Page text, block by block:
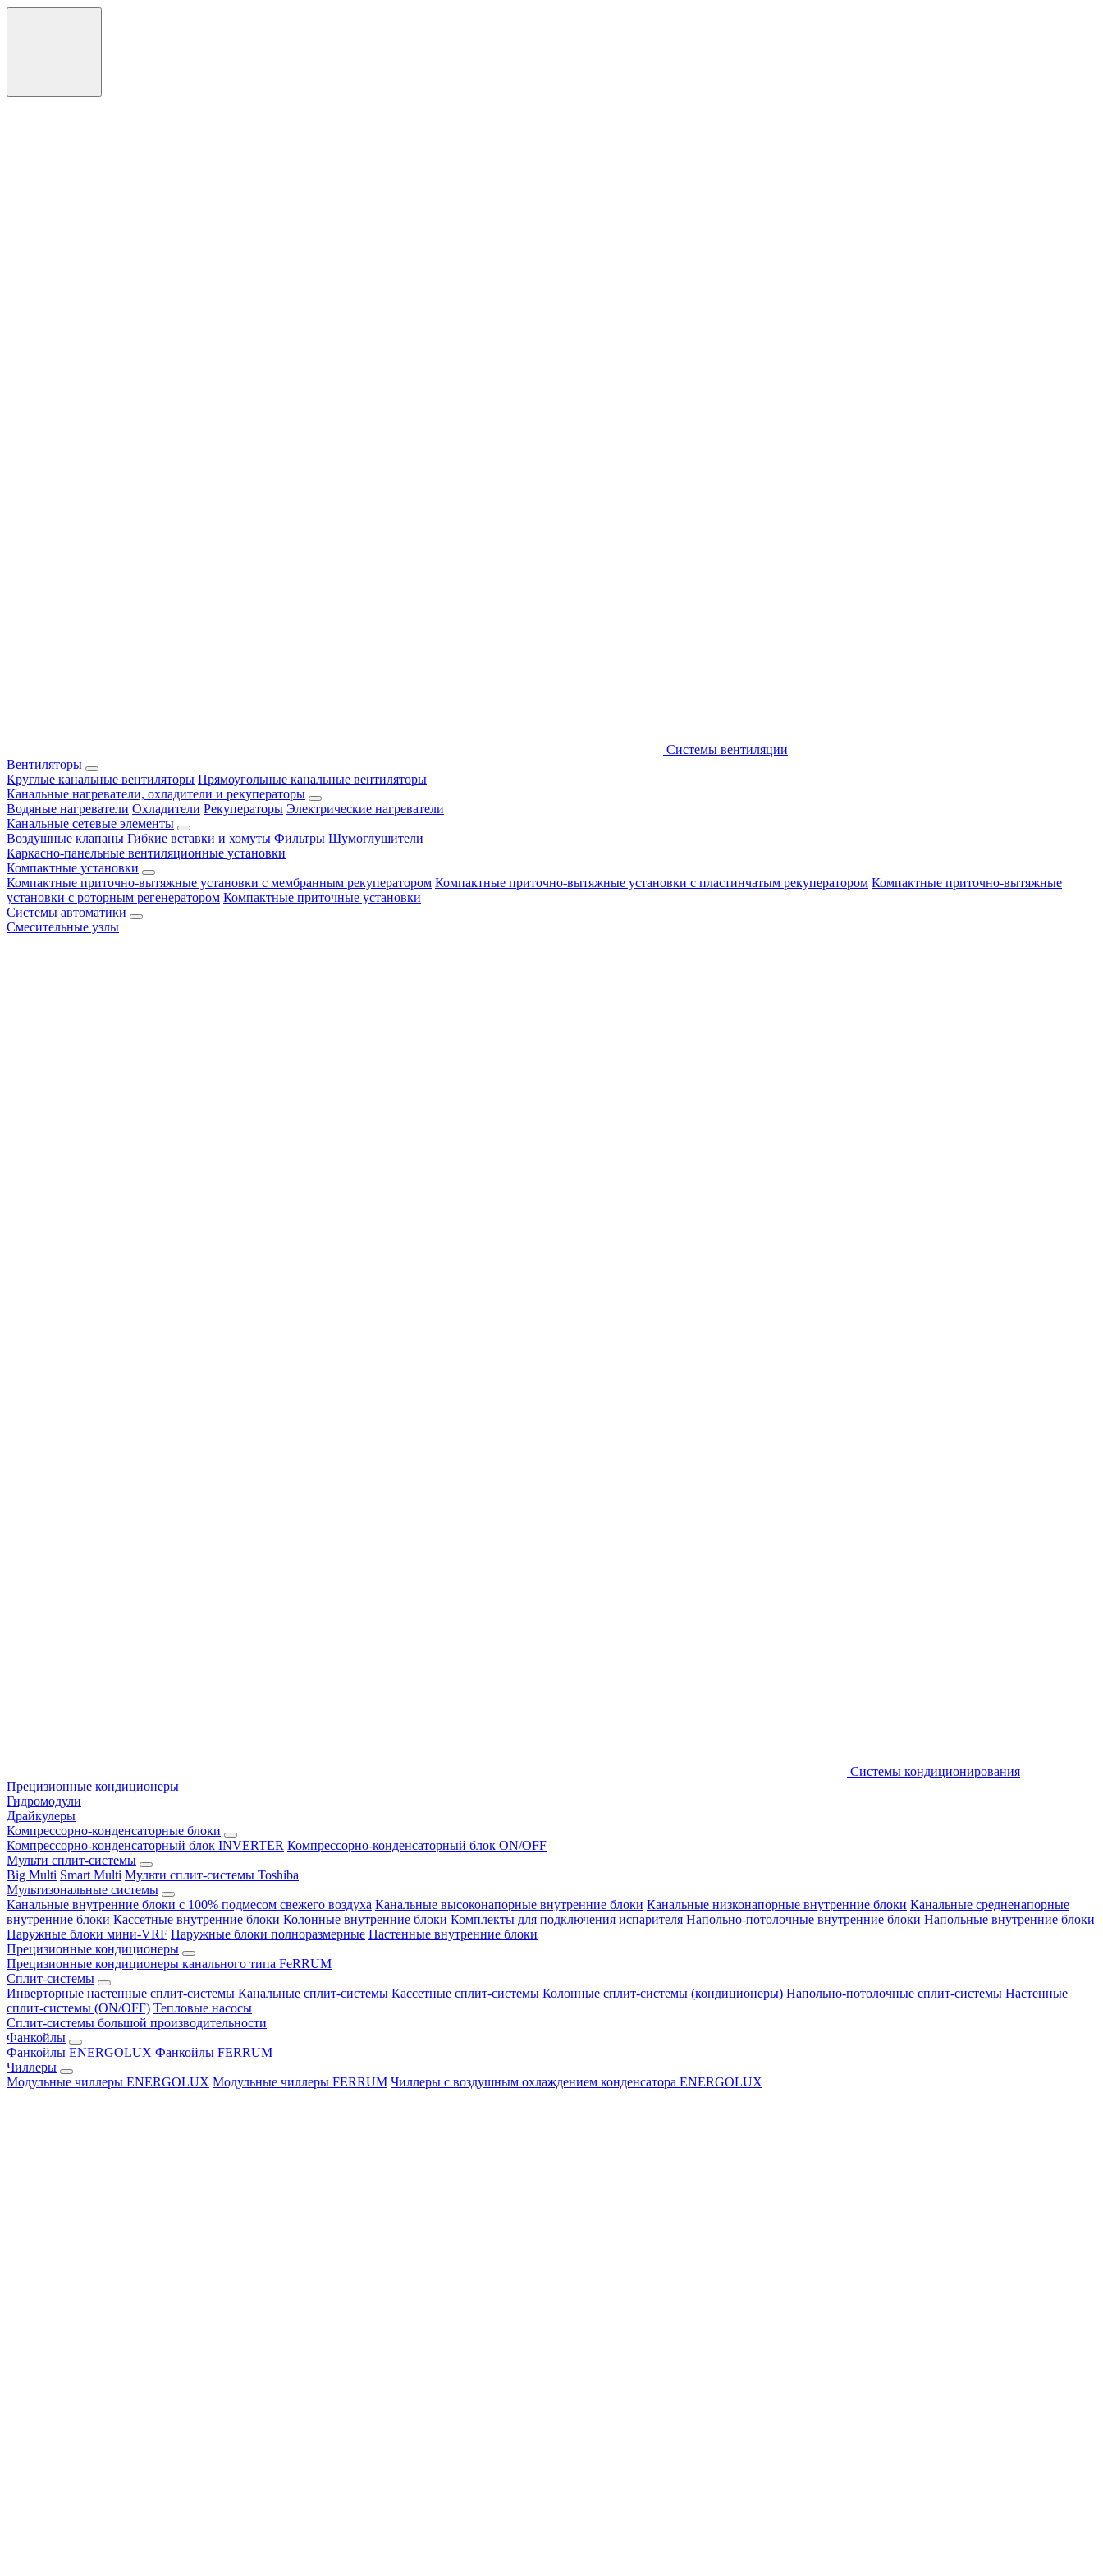
Системы вентиляции
Вентиляторы
Круглые канальные вентиляторы Прямоугольные канальные вентиляторы
Канальные нагреватели, охладители и рекуператоры
Водяные нагреватели Охладители Рекуператоры Электрические нагреватели
Канальные сетевые элементы
Воздушные клапаны Гибкие вставки и хомуты Фильтры Шумоглушители
Каркасно-панельные вентиляционные установки
Компактные установки
Компактные приточно-вытяжные установки с мембранным рекуператором Компактные приточно-вытяжные установки с пластинчатым рекуператором Компактные приточно-вытяжные
установки с роторным регенератором Компактные приточные установки
Системы автоматики
Смесительные узлы
Системы кондиционирования
Прецизионные кондиционеры
Гидромодули
Драйкулеры
Компрессорно-конденсаторные блоки
Компрессорно-конденсаторный блок INVERTER Компрессорно-конденсаторный блок ON/OFF
Мульти сплит-системы
Big Multi Smart Multi Мульти сплит-системы Toshiba
Мультизональные системы
Канальные внутренние блоки с 100% подмесом свежего воздуха Канальные высоконапорные внутренние блоки Канальные низконапорные внутренние блоки Канальные средненапорные
внутренние блоки Кассетные внутренние блоки Колонные внутренние блоки Комплекты для подключения испарителя Напольно-потолочные внутренние блоки Напольные внутренние блоки
Наружные блоки мини-VRF Наружные блоки полноразмерные Настенные внутренние блоки
Прецизионные кондиционеры
Прецизионные кондиционеры канального типа FeRRUM
Сплит-системы
Инверторные настенные сплит-системы Канальные сплит-системы Кассетные сплит-системы Колонные сплит-системы (кондиционеры) Напольно-потолочные сплит-системы Настенные
сплит-системы (ON/OFF) Тепловые насосы
Сплит-системы большой производительности
Фанкойлы
Фанкойлы ENERGOLUX Фанкойлы FERRUM
Чиллеры
Модульные чиллеры ENERGOLUX Модульные чиллеры FERRUM Чиллеры с воздушным охлаждением конденсатора ENERGOLUX